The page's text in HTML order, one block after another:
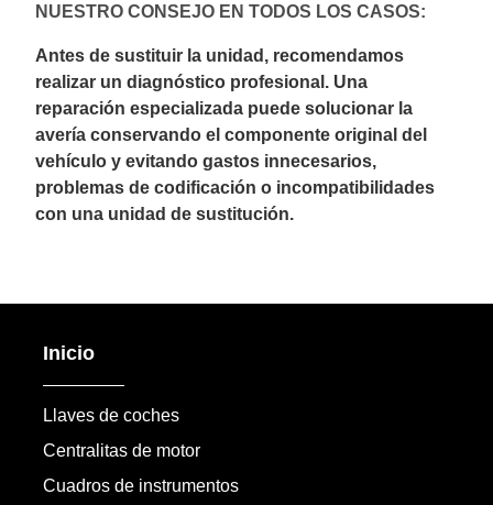
NUESTRO CONSEJO EN TODOS LOS CASOS:
Antes de sustituir la unidad, recomendamos
realizar un diagnóstico profesional. Una
reparación especializada puede solucionar la
avería conservando el componente original del
vehículo y evitando gastos innecesarios,
problemas de codificación o incompatibilidades
con una unidad de sustitución.
Inicio
Llaves de coches
Centralitas de motor
Cuadros de instrumentos